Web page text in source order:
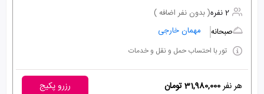
2 نفره
( بدون نفر اضافه )
صبحانه
مهمان خارجی
تور با احتساب حمل و نقل و خدمات
هر نفر31,980,000 تومان رزرو پکیج